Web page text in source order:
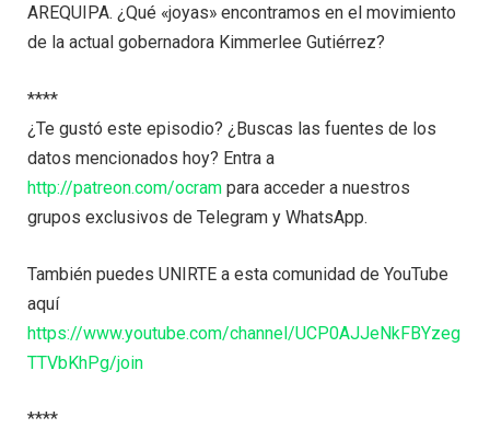
AREQUIPA. ¿Qué «joyas» encontramos en el movimiento
de la actual gobernadora Kimmerlee Gutiérrez?
****
¿Te gustó este episodio? ¿Buscas las fuentes de los
datos mencionados hoy? Entra a
http://patreon.com/ocram para acceder a nuestros
grupos exclusivos de Telegram y WhatsApp.
También puedes UNIRTE a esta comunidad de YouTube
aquí
https://www.youtube.com/channel/UCP0AJJeNkFBYzeg
TTVbKhPg/join
****